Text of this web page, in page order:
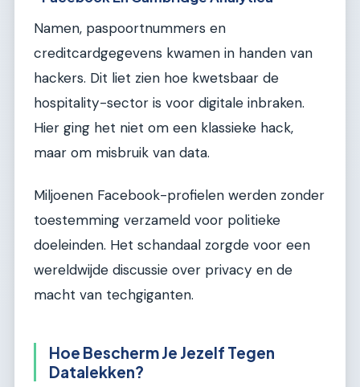
Namen, paspoortnummers en
creditcardgegevens kwamen in handen van
hackers. Dit liet zien hoe kwetsbaar de
hospitality-sector is voor digitale inbraken.
Hier ging het niet om een klassieke hack,
maar om misbruik van data.
Miljoenen Facebook-profielen werden zonder
toestemming verzameld voor politieke
doeleinden. Het schandaal zorgde voor een
wereldwijde discussie over privacy en de
macht van techgiganten.
Hoe Bescherm Je Jezelf Tegen
Datalekken?